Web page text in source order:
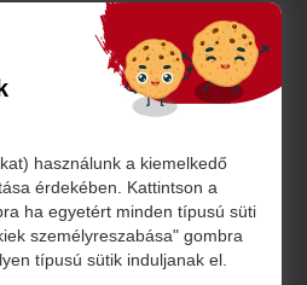
2. szám, Szatmárnémeti
használunk a kiemelkedő
érdekében. Kattintson a
ha egyetért minden típusú süti
személyreszabása" gombra
típusú sütik induljanak el.